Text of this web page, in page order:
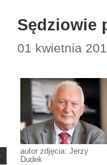
Sędziowie
01 kwietnia
autor zdjęcia: Jerzy
Dudek